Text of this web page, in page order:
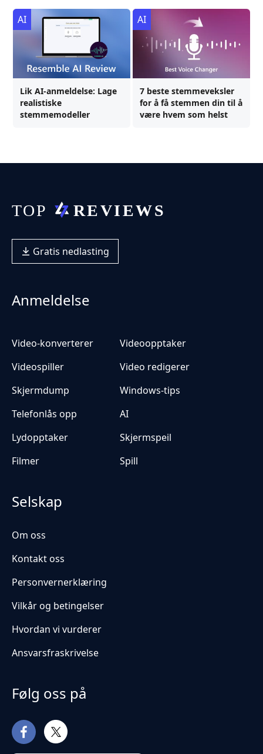
Lik AI-anmeldelse: Lage
realistiske
stemmemodeller
AI
7 beste stemmeveksler
for å få stemmen din til å
være hvem som helst
AI
Gratis nedlasting
Anmeldelse
Video-konverterer
Videoopptaker
Videospiller
Video redigerer
Skjermdump
Windows-tips
Telefonlås opp
AI
Lydopptaker
Skjermspeil
Filmer
Spill
Selskap
Om oss
Kontakt oss
Personvernerklæring
Vilkår og betingelser
Hvordan vi vurderer
Ansvarsfraskrivelse
Følg oss på